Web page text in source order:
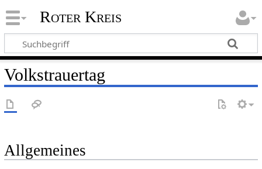
Roter Kreis
Volkstrauertag
Allgemeines